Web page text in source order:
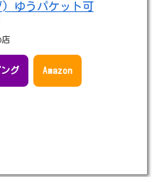
) ゆうパケット可
店
グ Amazon